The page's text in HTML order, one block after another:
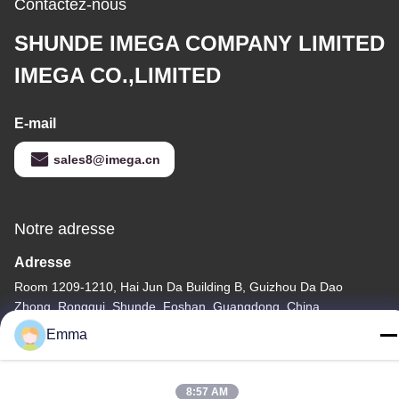
Contactez-nous
SHUNDE IMEGA COMPANY LIMITED
IMEGA CO.,LIMITED
E-mail
sales8@imega.cn
Notre adresse
Adresse
Room 1209-1210, Hai Jun Da Building B, Guizhou Da Dao
Zhong, Ronggui, Shunde, Foshan, Guangdong, China
Télégramme
86-15816904632
Emma
8:57 AM